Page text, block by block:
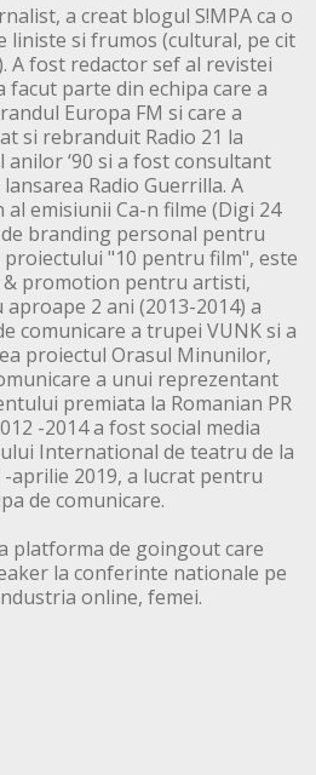
a creat blogul S!MPA ca o
liniste si frumos (cultural, pe cit
A fost redactor sef al revistei
facut parte din echipa care a
Europa FM si care a
si rebranduit Radio 21 la
anilor ‘90 si a fost consultant
Radio Guerrilla. A
emisiunii Ca-n filme (Digi 24
branding personal pentru
proiectului "10 pentru film", este
promotion pentru artisti,
2 ani (2013-2014) a
comunicare a trupei VUNK si a
proiectul Orasul Minunilor,
a unui reprezentant
premiata la Romanian PR
-2014 a fost social media
International de teatru de la
aprilie 2019, a lucrat pentru
de comunicare.
platforma de goingout care
la conferinte nationale pe
online, femei.